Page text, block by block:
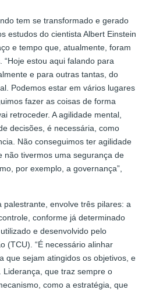
tem se transformado e gerado
estudos do cientista Albert Einstein
e tempo que, atualmente, foram
“Hoje estou aqui falando para
e para outras tantas, do
Podemos estar em vários lugares
fazer as coisas de forma
retroceder. A agilidade mental,
decisões, é necessária, como
Não conseguimos ter agilidade
não tivermos uma segurança de
por exemplo, a governança”,
palestrante, envolve três pilares: a
conforme já determinado
e desenvolvido pelo
(TCU). “É necessário alinhar
que sejam atingidos os objetivos, e
Liderança, que traz sempre o
como a estratégia, que